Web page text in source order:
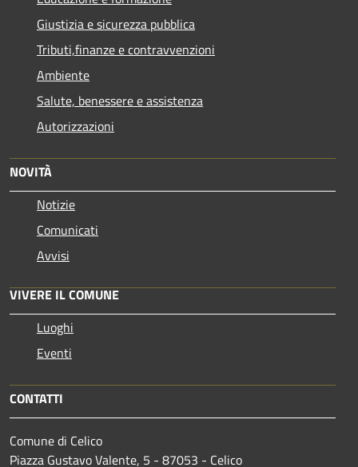
Giustizia e sicurezza pubblica
Tributi,finanze e contravvenzioni
Ambiente
Salute, benessere e assistenza
Autorizzazioni
NOVITÀ
Notizie
Comunicati
Avvisi
VIVERE IL COMUNE
Luoghi
Eventi
CONTATTI
Comune di Celico
Piazza Gustavo Valente, 5 - 87053 - Celico